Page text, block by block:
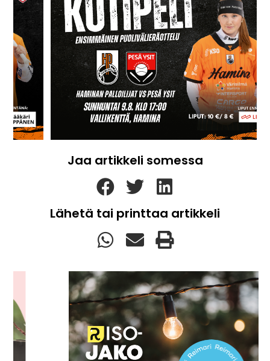
Jaa artikkeli somessa
Lähetä tai printtaa artikkeli